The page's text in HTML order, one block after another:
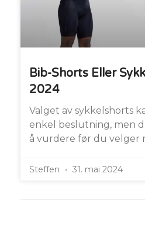
Bib-Shorts Eller
2024
Valget av sykkelshorts
enkel beslutning, men
å vurdere før du velger
Steffen 31. mai 2024